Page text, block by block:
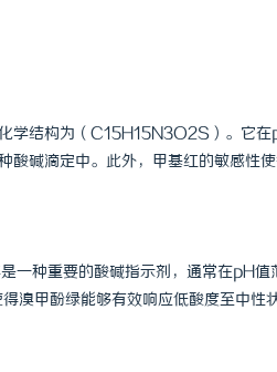
学结构为（C15H15N3O2S）。它
酸碱滴定中。此外，甲基红的敏感性
一种重要的酸碱指示剂，通常在pH
溴甲酚绿能够有效响应低酸度至中性